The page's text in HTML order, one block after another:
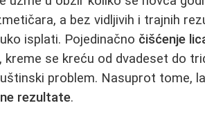
a bez vidljivih i trajnih
isplati. Pojedinačno čišćenje
se kreću od dvadeset do
problem. Nasuprot tome,
rezultate.